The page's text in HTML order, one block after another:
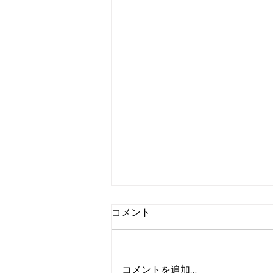
コメント
コメントを追加…